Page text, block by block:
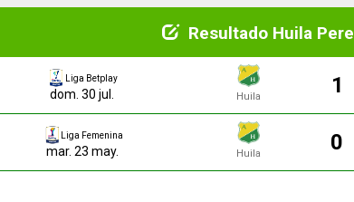
Resultado Huila
Liga Betplay
dom. 30 jul. Huila 1
Liga Femenina
mar. 23 may. Huila 0